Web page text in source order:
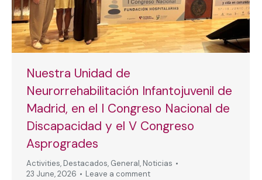
Nuestra Unidad de
Neurorrehabilitación Infantojuvenil de
Madrid, en el I Congreso Nacional de
Discapacidad y el V Congreso
Asprogrades
Activities, Destacados, General, Noticias
23 June, 2026
Leave a comment